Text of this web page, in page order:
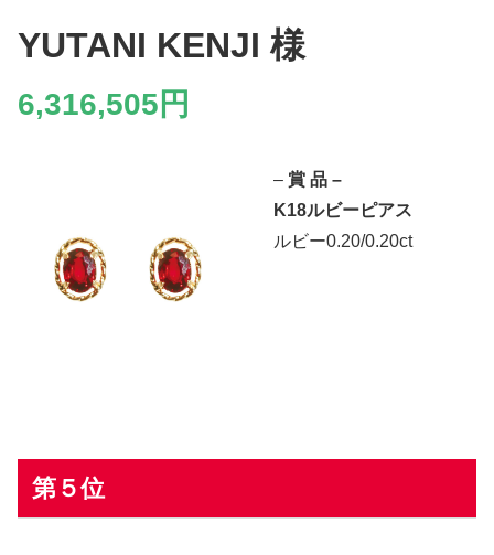
YUTANI KENJI 様
6,316,505円
– 賞 品 –
K18ルビーピアス
ルビー0.20/0.20ct
第５位